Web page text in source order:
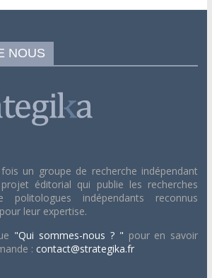
NOUS
un groupe de recherche indépendant
éditorial qui publie les recherches
indépendants reconnus
leur expertise.
"Qui sommes-nous ? " pour en savoir
: contact@strategika.fr